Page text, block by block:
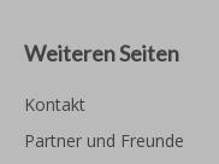
Weiteren Seiten
Kontakt
Partner und Freunde